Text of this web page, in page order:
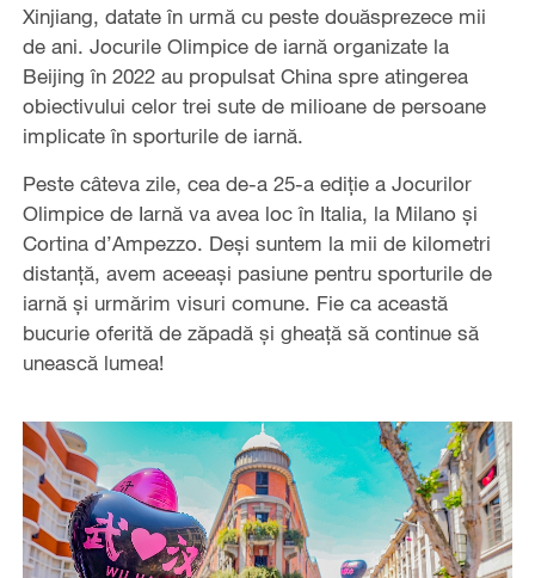
Xinjiang, datate în urmă cu peste douăsprezece mii
de ani. Jocurile Olimpice de iarnă organizate la
Beijing în 2022 au propulsat China spre atingerea
obiectivului celor trei sute de milioane de persoane
implicate în sporturile de iarnă.
Peste câteva zile, cea de-a 25-a ediție a Jocurilor
Olimpice de Iarnă va avea loc în Italia, la Milano și
Cortina d’Ampezzo. Deși suntem la mii de kilometri
distanță, avem aceeași pasiune pentru sporturile de
iarnă și urmărim visuri comune. Fie ca această
bucurie oferită de zăpadă și gheață să continue să
unească lumea!